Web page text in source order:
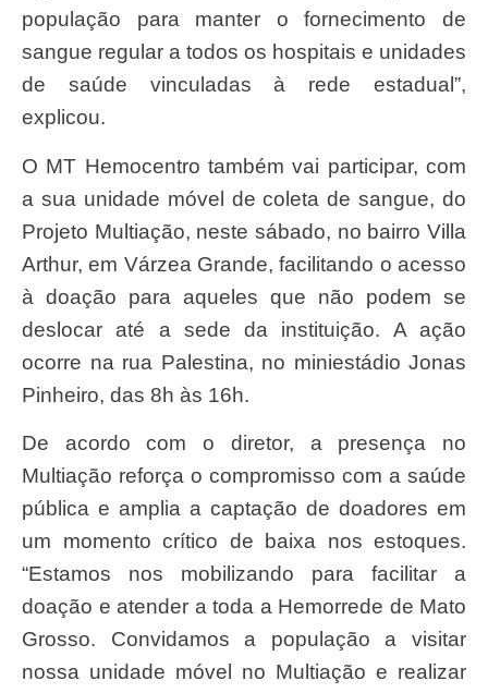
população para manter o fornecimento de
sangue regular a todos os hospitais e unidades
de saúde vinculadas à rede estadual”,
explicou.
O MT Hemocentro também vai participar, com
a sua unidade móvel de coleta de sangue, do
Projeto Multiação, neste sábado, no bairro Villa
Arthur, em Várzea Grande, facilitando o acesso
à doação para aqueles que não podem se
deslocar até a sede da instituição. A ação
ocorre na rua Palestina, no miniestádio Jonas
Pinheiro, das 8h às 16h.
De acordo com o diretor, a presença no
Multiação reforça o compromisso com a saúde
pública e amplia a captação de doadores em
um momento crítico de baixa nos estoques.
“Estamos nos mobilizando para facilitar a
doação e atender a toda a Hemorrede de Mato
Grosso. Convidamos a população a visitar
nossa unidade móvel no Multiação e realizar